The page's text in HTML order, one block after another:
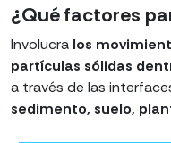
¿Qué factores
Involucra los
partículas sólidas
a través de las
sedimento, suelo,